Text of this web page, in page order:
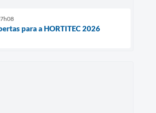
para a HORTITEC 2026